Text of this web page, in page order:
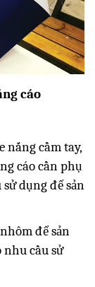
cáo
nắng cầm tay,
cáo cần phụ
dụng để sản
để sản
cầu sử